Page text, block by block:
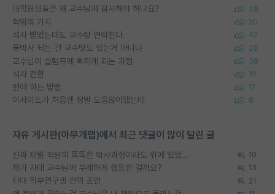
대학원생들은 왜 교수님께 감사해야 하나요? 49
학위의 가치 20
석사 받았는데도 교수랑 연락한다. 42
물박사 되는 건 교수탓도 있는거 아니냐 28
교수님이 슬럼프에 빠지게 되는 과정 38
석사 전환 10
편애 하는 방법 12
이사이트가 처음엔 정말 도움많이됐는데 8
자유 게시판(아무개랩)에서 최근 댓글이 많이 달린 글
진짜 제발 적당히 똑똑한 박사과정이라도 위에 있었으면.. 10
제가 자대 교수님께 무례하게 행동한 걸까요? 13
타대 학부연구생 컨택 조언 21